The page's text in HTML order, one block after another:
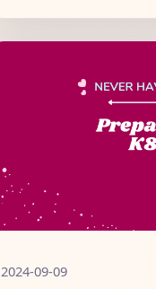
2024-09-09